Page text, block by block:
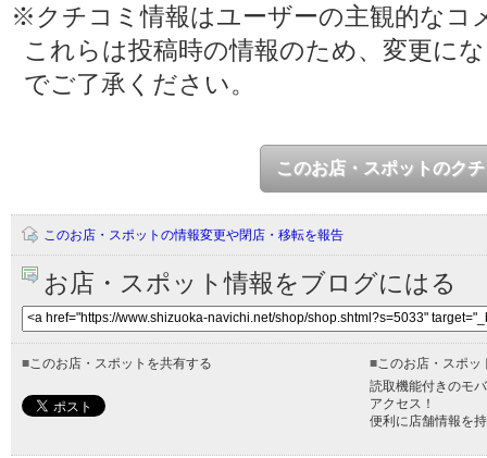
※クチコミ情報はユーザーの主観的なコ
これらは投稿時の情報のため、変更に
でご了承ください。
このお店・スポットのク
このお店・スポットの情報変更や閉店・移転を報告
お店・スポット情報をブログにはる
■ このお店・スポットを共有する ■ このお店・スポ
読取機能付きのモ
アクセス！
便利に店舗情報を